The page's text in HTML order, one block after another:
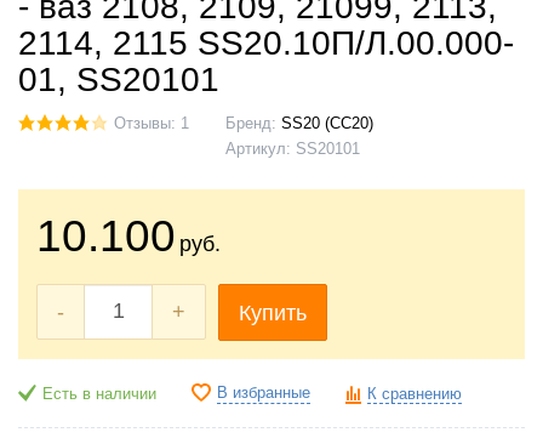
2114, 2115 SS20.10П/Л.00.000-
01, SS20101
Отзывы: 1 Бренд: SS20 (СС20)
Артикул: SS20101
10.100 руб.
- + Купить
Есть в наличии В избранные К сравнению